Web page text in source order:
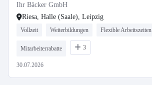
Ihr Bäcker GmbH
Riesa, Halle (Saale), Leipzig
Vollzeit Weiterbildungen Flexible Arbeitszeiten
Mitarbeiterrabatte 3
30.07.2026